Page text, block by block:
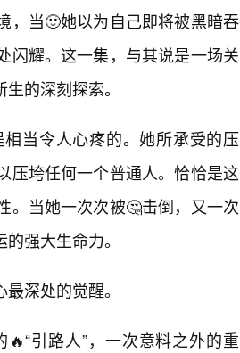
，当🙂她以为自己即将被黑暗吞
闪耀。这一集，与其说是一场关
的深刻探索。
当令人心疼的。她所承受的压
压垮任何一个普通人。恰恰是这
。当她一次次被🤔击倒，又一次
强大生命力。
深处的觉醒。
引路人”，一次意料之外的重